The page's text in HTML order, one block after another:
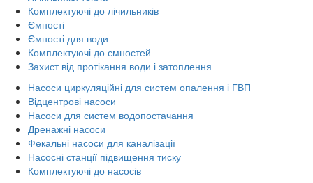
Комплектуючі до лічильників
Ємності
Ємності для води
Комплектуючі до ємностей
Захист від протікання води і затоплення
Насоси циркуляційні для систем опалення і ГВП
Відцентрові насоси
Насоси для систем водопостачання
Дренажні насоси
Фекальні насоси для каналізації
Насосні станції підвищення тиску
Комплектуючі до насосів